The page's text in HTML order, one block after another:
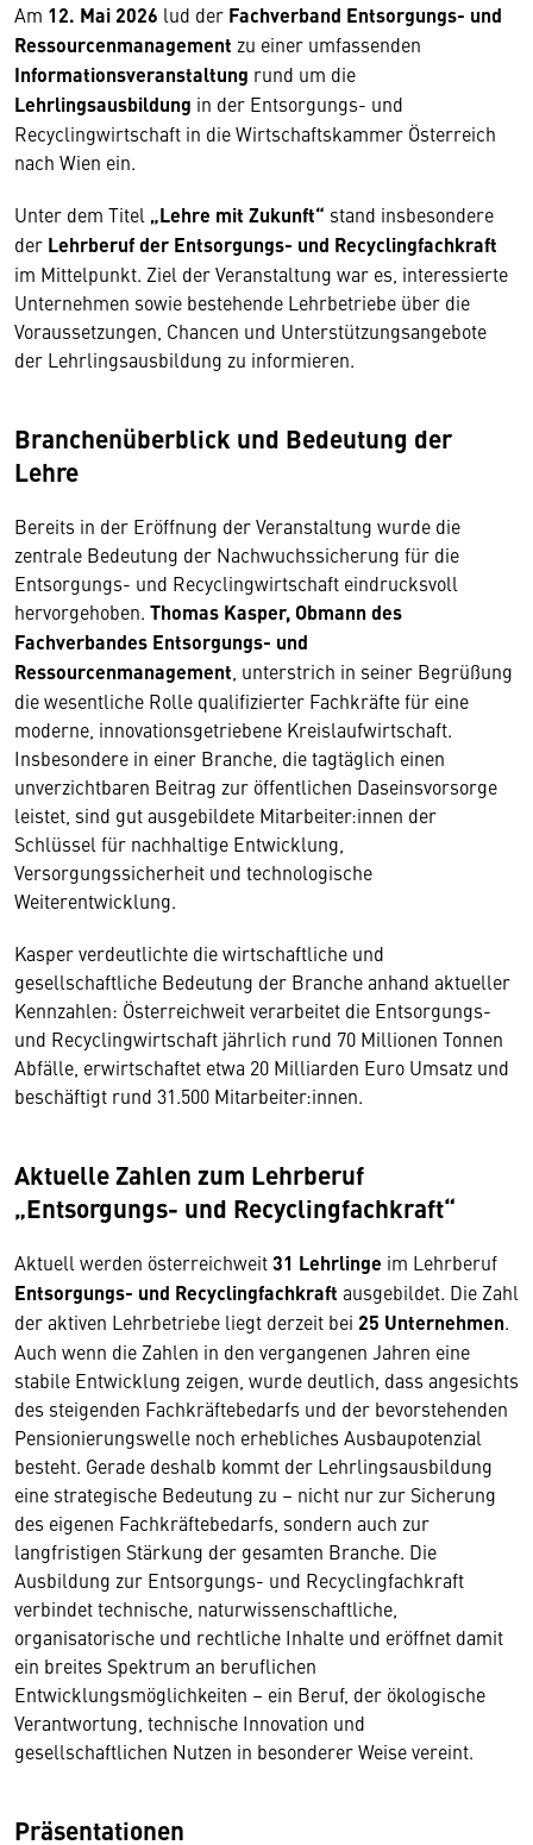
Am 12. Mai 2026 lud der Fachverband Entsorgungs- und
Ressourcenmanagement zu einer umfassenden
Informationsveranstaltung rund um die
Lehrlingsausbildung in der Entsorgungs- und
Recyclingwirtschaft in die Wirtschaftskammer Österreich
nach Wien ein.
Unter dem Titel „Lehre mit Zukunft“ stand insbesondere
der Lehrberuf der Entsorgungs- und Recyclingfachkraft
im Mittelpunkt. Ziel der Veranstaltung war es, interessierte
Unternehmen sowie bestehende Lehrbetriebe über die
Voraussetzungen, Chancen und Unterstützungsangebote
der Lehrlingsausbildung zu informieren.
Branchenüberblick und Bedeutung der
Lehre
Bereits in der Eröffnung der Veranstaltung wurde die
zentrale Bedeutung der Nachwuchssicherung für die
Entsorgungs- und Recyclingwirtschaft eindrucksvoll
hervorgehoben. Thomas Kasper, Obmann des
Fachverbandes Entsorgungs- und
Ressourcenmanagement , unterstrich in seiner Begrüßung
die wesentliche Rolle qualifizierter Fachkräfte für eine
moderne, innovationsgetriebene Kreislaufwirtschaft.
Insbesondere in einer Branche, die tagtäglich einen
unverzichtbaren Beitrag zur öffentlichen Daseinsvorsorge
leistet, sind gut ausgebildete Mitarbeiter:innen der
Schlüssel für nachhaltige Entwicklung,
Versorgungssicherheit und technologische
Weiterentwicklung.
Kasper verdeutlichte die wirtschaftliche und
gesellschaftliche Bedeutung der Branche anhand aktueller
Kennzahlen: Österreichweit verarbeitet die Entsorgungs-
und Recyclingwirtschaft jährlich rund 70 Millionen Tonnen
Abfälle, erwirtschaftet etwa 20 Milliarden Euro Umsatz und
beschäftigt rund 31.500 Mitarbeiter:innen.
Aktuelle Zahlen zum Lehrberuf
„Entsorgungs- und Recyclingfachkraft“
Aktuell werden österreichweit31 Lehrlinge im Lehrberuf
Entsorgungs- und Recyclingfachkraft ausgebildet. Die Zahl
der aktiven Lehrbetriebe liegt derzeit bei 25 Unternehmen.
Auch wenn die Zahlen in den vergangenen Jahren eine
stabile Entwicklung zeigen, wurde deutlich, dass angesichts
des steigenden Fachkräftebedarfs und der bevorstehenden
Pensionierungswelle noch erhebliches Ausbaupotenzial
besteht. Gerade deshalb kommt der Lehrlingsausbildung
eine strategische Bedeutung zu – nicht nur zur Sicherung
des eigenen Fachkräftebedarfs, sondern auch zur
langfristigen Stärkung der gesamten Branche. Die
Ausbildung zur Entsorgungs- und Recyclingfachkraft
verbindet technische, naturwissenschaftliche,
organisatorische und rechtliche Inhalte und eröffnet damit
ein breites Spektrum an beruflichen
Entwicklungsmöglichkeiten – ein Beruf, der ökologische
Verantwortung, technische Innovation und
gesellschaftlichen Nutzen in besonderer Weise vereint.
Präsentationen